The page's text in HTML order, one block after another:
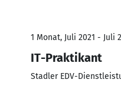
1 Monat, Juli 2021 - Juli
IT-Praktikant
Stadler EDV-